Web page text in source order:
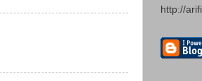
http://